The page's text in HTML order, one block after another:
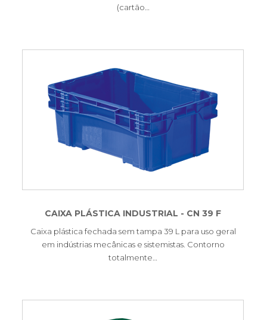
(cartão…
CAIXA PLÁSTICA INDUSTRIAL - CN 39 F
Caixa plástica fechada sem tampa 39 L para uso geral
em indústrias mecânicas e sistemistas. Contorno
totalmente…